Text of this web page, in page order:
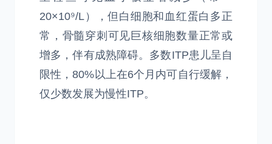
20×10⁹/L），但白细胞和血红蛋白多正
常，骨髓穿刺可见巨核细胞数量正常或
增多，伴有成熟障碍。多数ITP患儿呈自
限性，80%以上在6个月内可自行缓解，
仅少数发展为慢性ITP。